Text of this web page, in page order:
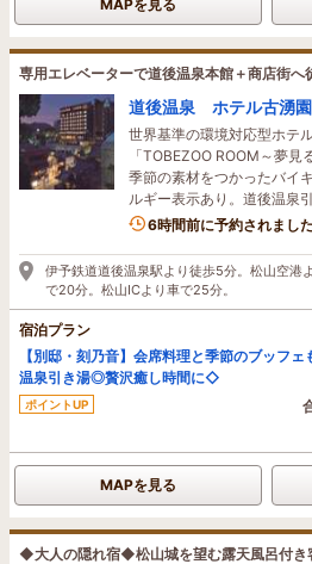
MAPを見る
専用エレベーターで道後温泉本館＋商店街
道後温泉 ホテル古湧
世界基準の環境対応型ホテ
「TOBEZOO ROOM～夢
季節の素材をつかったバイ
ルギー表示あり。道後温泉
1名がこの宿を見ています
6時間前に予約されまし
伊予鉄道道後温泉駅より徒歩5分。松山空港
で20分。松山ICより車で25分。
宿泊プラン
【別邸・刻乃音】会席料理と季節のブッフ
温泉引き湯◎贅沢癒し時間に◇
ポイントUP
MAPを見る
◆大人の隠れ宿◆松山城を望む露天風呂付き